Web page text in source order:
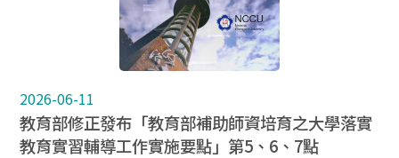
2026-06-11
教育部修正發布「教育部補助師資培育之大學落實
教育實習輔導工作實施要點」第5、6、7點